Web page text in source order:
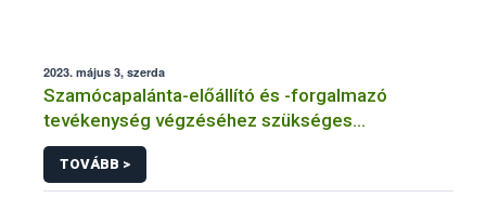
2023. május 3, szerda
Szamócapalánta-előállító és -forgalmazó
tevékenység végzéséhez szükséges
gyümölcsfaiskolai engedélyről tájékoztat a Nébih
TOVÁBB >